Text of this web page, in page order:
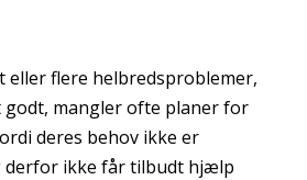
eller flere helbredsproblemer,
godt, mangler ofte planer for
deres behov ikke er
derfor ikke får tilbudt hjælp